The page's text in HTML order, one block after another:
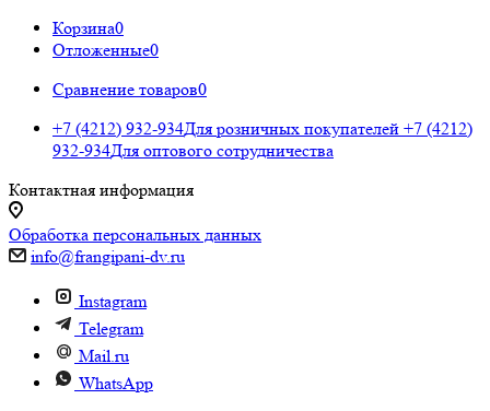
Корзина0
Отложенные0
Сравнение товаров0
+7 (4212) 932-934Для розничных покупателей +7 (4212)
932-934Для оптового сотрудничества
Контактная информация
Обработка персональных данных
info@frangipani-dv.ru
Instagram
Telegram
Mail.ru
WhatsApp